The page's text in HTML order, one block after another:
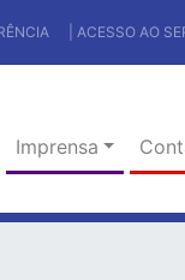
| ACESSO AO
Imprensa